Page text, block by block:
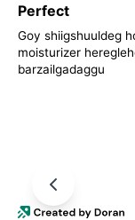
Perfect
Goy shiigshuuldeg
moisturizer
barzailgadaggu